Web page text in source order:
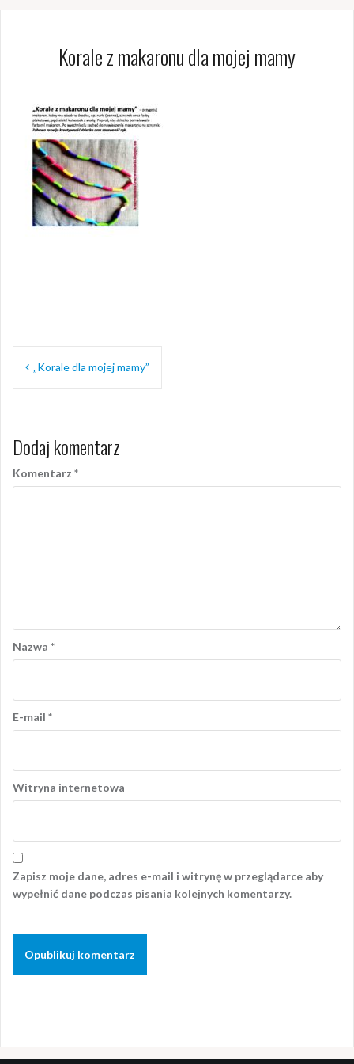
Korale z makaronu dla mojej mamy
Nawigacja
wpisu
„Korale dla mojej mamy”
Dodaj komentarz
Komentarz *
Nazwa *
E-mail *
Witryna internetowa
Zapisz moje dane, adres e-mail i witrynę w przeglądarce aby
wypełnić dane podczas pisania kolejnych komentarzy.